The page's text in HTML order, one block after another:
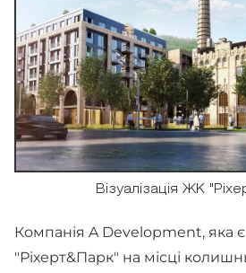
Візуалізація ЖК
Компанія A Development, яка
"Ріхерт&Парк" на місці